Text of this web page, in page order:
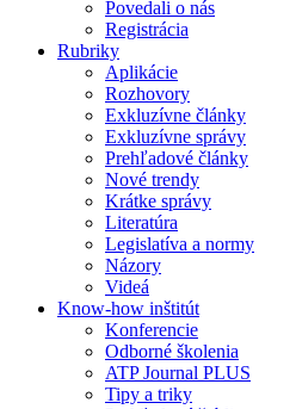
Povedali o nás
Registrácia
Rubriky
Aplikácie
Rozhovory
Exkluzívne články
Exkluzívne správy
Prehľadové články
Nové trendy
Krátke správy
Literatúra
Legislatíva a normy
Názory
Videá
Know-how inštitút
Konferencie
Odborné školenia
ATP Journal PLUS
Tipy a triky